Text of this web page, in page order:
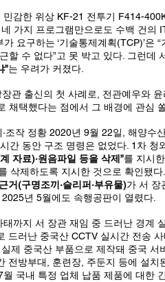
가지 프로그램만으로도 수백 건의
요구하는 ‘기술통제계획(TCP)’은
할 수 없다”고 못 박고 있다. 그런데
”는 우려가 커졌다.
관 출신의 첫 사례로, 전관예우와
채택했다는 점에서 그 배경에 관심
조작 정황 2020년 9월 22일, 해양수
간 동안 구조 명령은 없었다. 1차
자료)·원음파일 등을 삭제”를 지시
삭제하도록 지시한 것으로 확인됐
거(구명조끼·슬리퍼·부유물)가 서 장
년 5월에도 속행공판이 열렸다.
까지 서 장관 재임 중 드러난 경계 실
드러난 중국산 CCTV 실시간 전송
제 중국산 부품으로 제작돼 중국 서
전방부대, 훈련장, 주둔지 등에 설치
국내 특정 업체 납품 제품에 대한